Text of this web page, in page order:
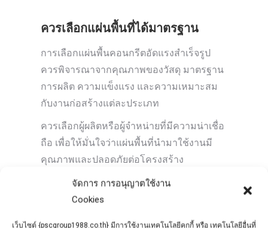
จัดการ การอนุญาตใช้งาน
Cookies
เว็บไซต์ {pscgroup1988.co.th} มีการใช้งานเทคโนโลยีคุกกี้ หรือ เทคโนโลยีอื่นที่
ควรเลือกแผ่นพื้นที่ได้มาตรฐาน
การเลือกแผ่นพื้นคอนกรีตอัดแรงสำเร็จรูป
ควรพิจารณาจากคุณภาพของวัสดุ มาตรฐาน
การผลิต ความแข็งแรง และความเหมาะสม
กับงานก่อสร้างแต่ละประเภท
ควรเลือกผู้ผลิตหรือผู้จำหน่ายที่มีความน่าเชื่อ
ถือ เพื่อให้มั่นใจว่าแผ่นพื้นที่นำมาใช้งานมี
คุณภาพและปลอดภัยต่อโครงสร้าง
แผ่นพื้นคอนกรีตอัดแรงสำเร็จรูปเป็นวัสดุ